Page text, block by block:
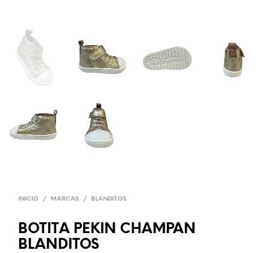
INICIO / MARCAS / BLANDITOS
BOTITA PEKIN CHAMPAN
BLANDITOS